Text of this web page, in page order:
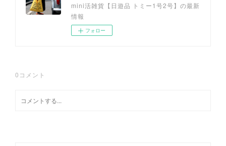
mini活雑貨【日遊品 トミー1号2号】の最新
情報
フォロー
0 コメント